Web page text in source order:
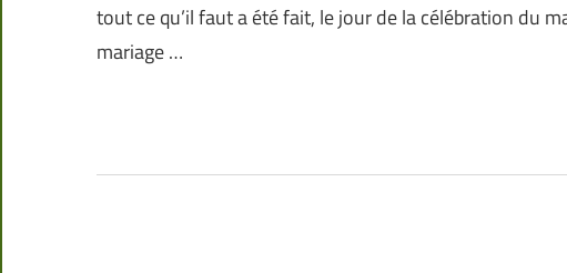
tout ce qu’il faut a été fait, le jour de la célébration du
mariage …